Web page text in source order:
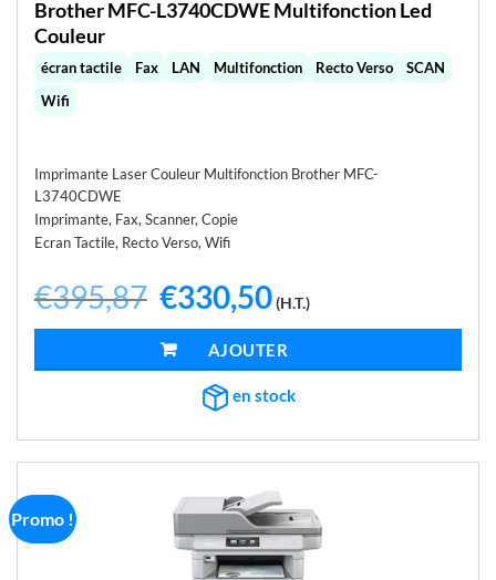
Brother MFC-L3740CDWE Multifonction Led
Couleur
écran tactile Fax LAN Multifonction Recto Verso
SCAN
Wifi
Imprimante Laser Couleur Multifonction Brother MFC-
L3740CDWE
Imprimante, Fax, Scanner, Copie
Ecran Tactile, Recto Verso, Wifi
€395,87 Le
prix
initial
était :
€395,87.
€330,50Le
prix
actuel
est :
€330,50.
(H.T.)
AJOUTER AU PANIER
en stock
Promo !